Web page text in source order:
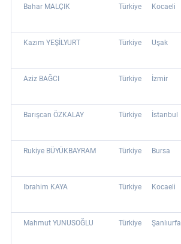
Bahar MALÇIK Türkiye Kocaeli
Kazım YEŞİLYURT Türkiye Uşak
Aziz BAĞCI Türkiye İzmir
Barışcan ÖZKALAY Türkiye İstanbul
Rukiye BÜYÜKBAYRAM Türkiye Bursa
Ibrahim KAYA Türkiye Kocaeli
Mahmut YUNUSOĞLU Türkiye Şanlıurfa